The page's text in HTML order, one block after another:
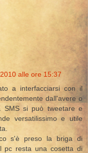
alle ore 15:37
a interfacciarsi con il
dall'avere o
SMS si può tweetare e
versatilissimo e utile
s'è preso la briga di
pc resta una cosetta di